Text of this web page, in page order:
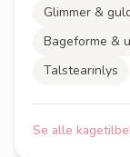
Glimmer &
Bageforme &
Talstearinlys
Se alle